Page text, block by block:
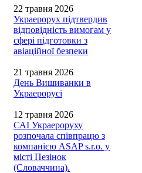
22 травня 2026
Украерорух підтвердив
відповідність вимогам у
сфері підготовки з
авіаційної безпеки
21 травня 2026
День Вишиванки в
Украерорусі
12 травня 2026
САІ Украероруху
розпочала співпрацю з
компанією ASAP s.r.o. у
місті Пезінок
(Словаччина).